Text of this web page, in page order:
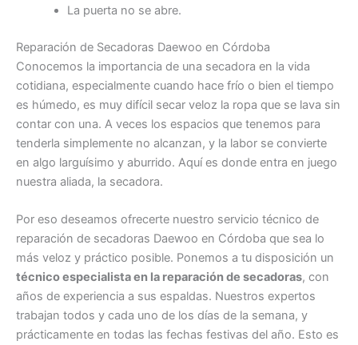
La puerta no se abre.
Reparación de Secadoras Daewoo en Córdoba
Conocemos la importancia de una secadora en la vida
cotidiana, especialmente cuando hace frío o bien el tiempo
es húmedo, es muy difícil secar veloz la ropa que se lava sin
contar con una. A veces los espacios que tenemos para
tenderla simplemente no alcanzan, y la labor se convierte
en algo larguísimo y aburrido. Aquí es donde entra en juego
nuestra aliada, la secadora.
Por eso deseamos ofrecerte nuestro servicio técnico de
reparación de secadoras Daewoo en Córdoba que sea lo
más veloz y práctico posible. Ponemos a tu disposición un
técnico especialista en la reparación de secadoras, con
años de experiencia a sus espaldas. Nuestros expertos
trabajan todos y cada uno de los días de la semana, y
prácticamente en todas las fechas festivas del año. Esto es